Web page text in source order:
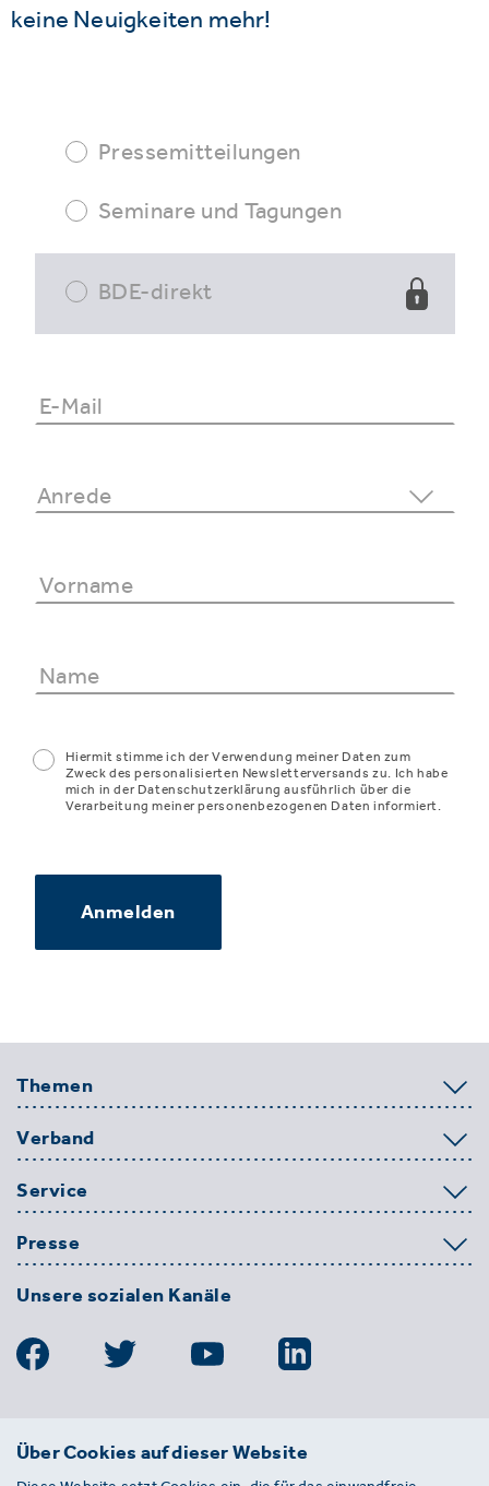
keine Neuigkeiten mehr!
Pressemitteilungen
Seminare und Tagungen
BDE-direkt
Hiermit stimme ich der Verwendung meiner Daten zum
Zweck des personalisierten Newsletterversands zu. Ich habe
mich in der Datenschutzerklärung ausführlich über die
Verarbeitung meiner personenbezogenen Daten informiert.
Anmelden
Themen
Verband
Service
Presse
Unsere sozialen Kanäle
BDE
Über Cookies auf dieser Website